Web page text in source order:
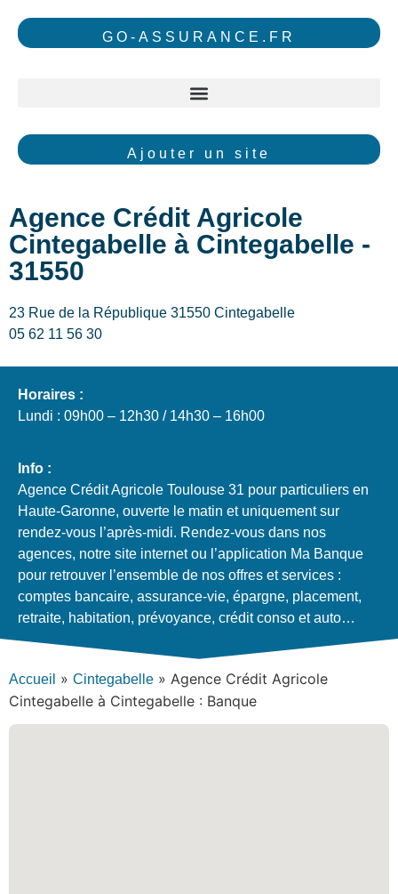
GO-ASSURANCE.FR
Ajouter un site
Agence Crédit Agricole
Cintegabelle à Cintegabelle -
31550
23 Rue de la République 31550 Cintegabelle
05 62 11 56 30
Horaires :
Lundi : 09h00 – 12h30 / 14h30 – 16h00
Info :
Agence Crédit Agricole Toulouse 31 pour particuliers en
Haute-Garonne, ouverte le matin et uniquement sur
rendez-vous l’après-midi. Rendez-vous dans nos
agences, notre site internet ou l’application Ma Banque
pour retrouver l’ensemble de nos offres et services :
comptes bancaire, assurance-vie, épargne, placement,
retraite, habitation, prévoyance, crédit conso et auto…
Accueil » Cintegabelle » Agence Crédit Agricole
Cintegabelle à Cintegabelle : Banque